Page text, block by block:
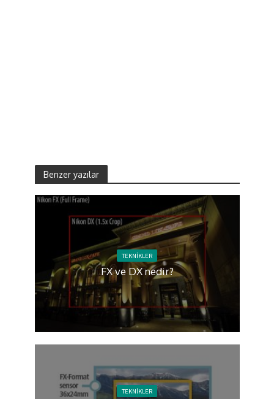
Benzer yazılar
TEKNIKLER
FX ve DX nedir?
TEKNIKLER